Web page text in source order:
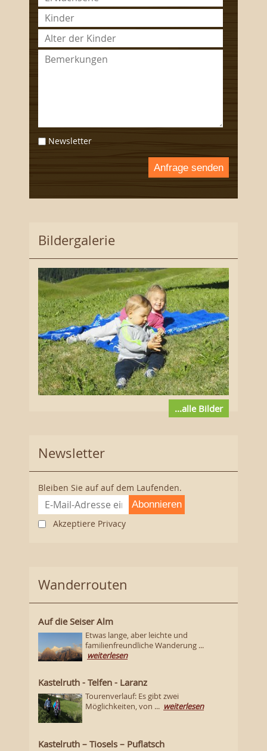
Newsletter
Anfrage senden
Bildergalerie
...alle Bilder
Newsletter
Bleiben Sie auf auf dem Laufenden.
Abonnieren
Akzeptiere Privacy
Wanderrouten
Auf die Seiser Alm
Etwas lange, aber leichte und
familienfreundliche Wanderung ...
weiterlesen
Kastelruth - Telfen - Laranz
Tourenverlauf: Es gibt zwei
Möglichkeiten, von ... weiterlesen
Kastelruth – Tiosels – Puflatsch